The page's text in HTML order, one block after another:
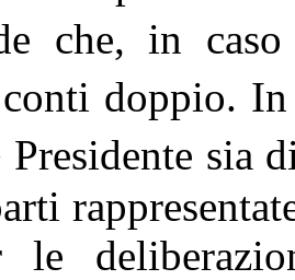
che, in
conti doppio.
Presidente sia
le